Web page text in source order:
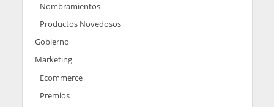
Nombramientos
Productos Novedosos
Gobierno
Marketing
Ecommerce
Premios